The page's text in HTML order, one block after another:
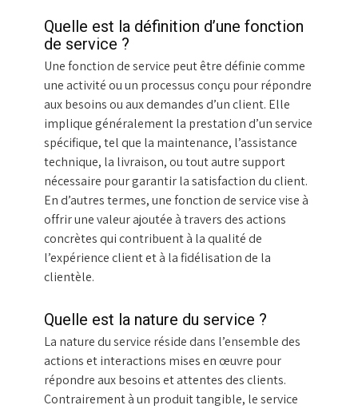
Quelle est la définition d’une fonction
de service ?
Une fonction de service peut être définie comme
une activité ou un processus conçu pour répondre
aux besoins ou aux demandes d’un client. Elle
implique généralement la prestation d’un service
spécifique, tel que la maintenance, l’assistance
technique, la livraison, ou tout autre support
nécessaire pour garantir la satisfaction du client.
En d’autres termes, une fonction de service vise à
offrir une valeur ajoutée à travers des actions
concrètes qui contribuent à la qualité de
l’expérience client et à la fidélisation de la
clientèle.
Quelle est la nature du service ?
La nature du service réside dans l’ensemble des
actions et interactions mises en œuvre pour
répondre aux besoins et attentes des clients.
Contrairement à un produit tangible, le service